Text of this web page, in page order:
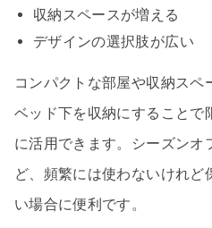
収納スペースが増える
デザインの選択肢が広い
コンパクトな部屋や収納スペ
ベッド下を収納にすることで
に活用できます。シーズンオ
ど、頻繁には使わないけれど
い場合に便利です。